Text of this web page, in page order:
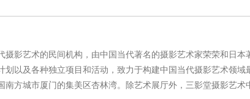
影艺术的民间机构，由中国当代著名的摄影艺术家荣荣和日
划以及各种独立项目和活动，致力于构建中国当代摄影艺术领
方城市厦门的集美区杏林湾。除艺术展厅外，三影堂摄影艺